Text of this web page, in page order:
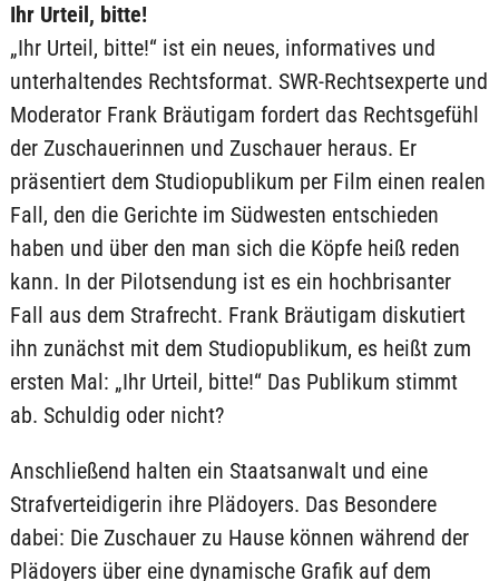
Ihr Urteil, bitte!
„Ihr Urteil, bitte!“ ist ein neues, informatives und
unterhaltendes Rechtsformat. SWR-Rechtsexperte und
Moderator Frank Bräutigam fordert das Rechtsgefühl
der Zuschauerinnen und Zuschauer heraus. Er
präsentiert dem Studiopublikum per Film einen realen
Fall, den die Gerichte im Südwesten entschieden
haben und über den man sich die Köpfe heiß reden
kann. In der Pilotsendung ist es ein hochbrisanter
Fall aus dem Strafrecht. Frank Bräutigam diskutiert
ihn zunächst mit dem Studiopublikum, es heißt zum
ersten Mal: „Ihr Urteil, bitte!“ Das Publikum stimmt
ab. Schuldig oder nicht?
Anschließend halten ein Staatsanwalt und eine
Strafverteidigerin ihre Plädoyers. Das Besondere
dabei: Die Zuschauer zu Hause können während der
Plädoyers über eine dynamische Grafik auf dem